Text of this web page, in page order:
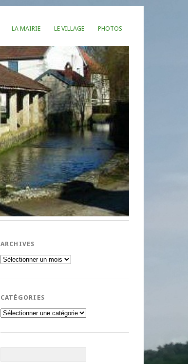
LA MAIRIE LE VILLAGE PHOTOS
ARCHIVES
Archives
CATÉGORIES
Catégories